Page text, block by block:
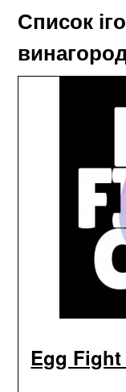
Список
Egg